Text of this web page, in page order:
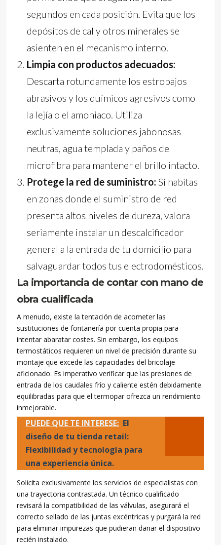
segundos en cada posición. Evita que los
depósitos de cal y otros minerales se
asienten en el mecanismo interno.
Limpia con productos adecuados:
Descarta rotundamente los estropajos
abrasivos y los químicos agresivos como
la lejía o el amoniaco. Utiliza
exclusivamente soluciones jabonosas
neutras, agua templada y paños de
microfibra para mantener el brillo intacto.
Protege la red de suministro: Si habitas
en zonas donde el suministro de red
presenta altos niveles de dureza, valora
seriamente instalar un descalcificador
general a la entrada de tu domicilio para
salvaguardar todos tus electrodomésticos.
La importancia de contar con mano de
obra cualificada
A menudo, existe la tentación de acometer las
sustituciones de fontanería por cuenta propia para
intentar abaratar costes. Sin embargo, los equipos
termostáticos requieren un nivel de precisión durante su
montaje que excede las capacidades del bricolaje
aficionado. Es imperativo verificar que las presiones de
entrada de los caudales frío y caliente estén debidamente
equilibradas para que el termopar ofrezca un rendimiento
inmejorable.
PUEDE QUE TE INTERESE: El
diseño de tu tienda retail:
Flexibilidad y tecnología para
una experiencia única.
Solicita exclusivamente los servicios de especialistas con
una trayectoria contrastada. Un técnico cualificado
revisará la compatibilidad de las válvulas, asegurará el
correcto sellado de las juntas excéntricas y purgará la red
para eliminar impurezas que pudieran dañar el dispositivo
recién instalado.